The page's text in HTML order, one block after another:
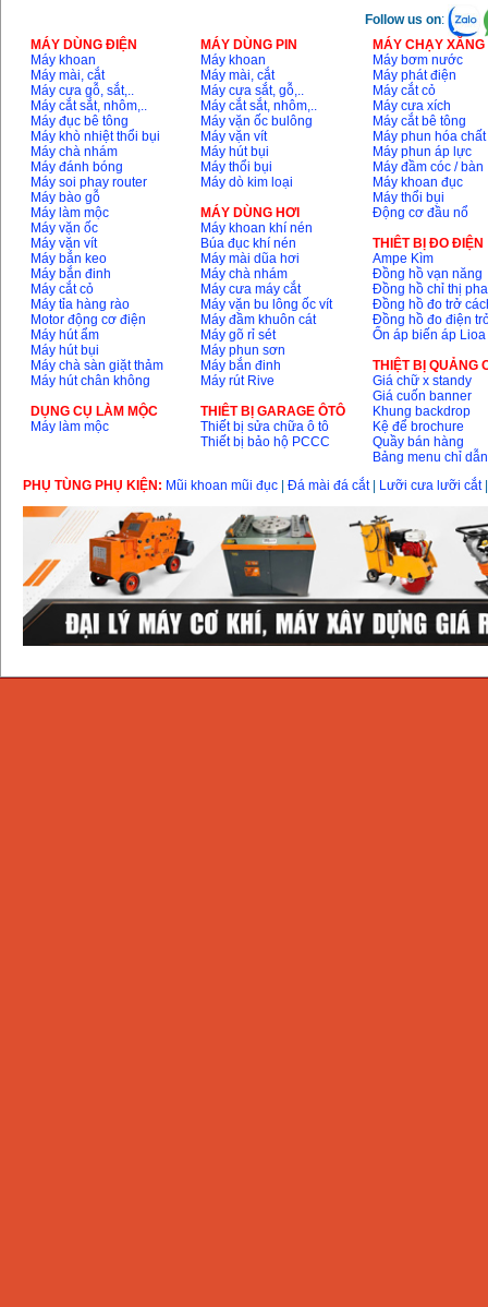
Follow us on:
MÁY DÙNG ĐIỆN
Máy khoan
Máy mài, cắt
Máy cưa gỗ, sắt,..
Máy cắt sắt, nhôm,..
Máy đục bê tông
Máy khò nhiệt thổi bụi
Máy chà nhám
Máy đánh bóng
Máy soi phay router
Máy bào gỗ
Máy làm mộc
Máy vặn ốc
Máy vặn vít
Máy bắn keo
Máy bắn đinh
Máy cắt cỏ
Máy tỉa hàng rào
Motor động cơ điện
Máy hút ẩm
Máy hút bụi
Máy chà sàn giặt thảm
Máy hút chân không
DỤNG CỤ LÀM MỘC
Máy làm mộc
MÁY DÙNG PIN
Máy khoan
Máy mài, cắt
Máy cưa sắt, gỗ,..
Máy cắt sắt, nhôm,..
Máy vặn ốc bulông
Máy vặn vít
Máy hút bụi
Máy thổi bụi
Máy dò kim loại
MÁY DÙNG HƠI
Máy khoan khí nén
Búa đục khí nén
Máy mài dũa hơi
Máy chà nhám
Máy cưa máy cắt
Máy vặn bu lông ốc vít
Máy đầm khuôn cát
Máy gõ rỉ sét
Máy phun sơn
Máy bắn đinh
Máy rút Rive
THIÊT BỊ GARAGE ÔTÔ
Thiết bị sửa chữa ô tô
Thiết bị bảo hộ PCCC
MÁY CHẠY
Máy bơm nước
Máy phát điện
Máy cắt cỏ
Máy cưa xích
Máy cắt bê tông
Máy phun hóa chất
Máy phun áp lực
Máy đầm cóc / bàn
Máy khoan đục
Máy thổi bụi
Động cơ đầu nổ
THIÊT BỊ ĐO ĐIỆN
Ampe Kìm
Đồng hồ vạn năng
Đồng hồ chỉ thị pha
Đồng hồ đo trở
Đồng hồ đo điện
Ổn áp biến áp Lioa
THIỆT BỊ QUẢNG
Giá chữ x standy
Giá cuốn banner
Khung backdrop
Kệ để brochure
Quầy bán hàng
Bảng menu chỉ dẫn
PHỤ TÙNG PHỤ KIỆN: Mũi khoan mũi đục Đá mài đá cắt| Lưỡi cưa lưỡi cắt